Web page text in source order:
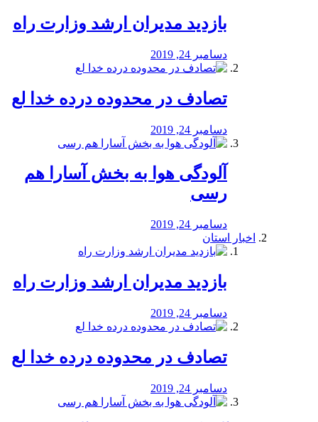
بازدید مدیران ارشد وزارت راه
دسامبر 24, 2019
تصادف در محدوده درده خدا لع
دسامبر 24, 2019
آلودگی هوا به بخش آسارا هم
رسی
دسامبر 24, 2019
اخبار استان
بازدید مدیران ارشد وزارت راه
دسامبر 24, 2019
تصادف در محدوده درده خدا لع
دسامبر 24, 2019